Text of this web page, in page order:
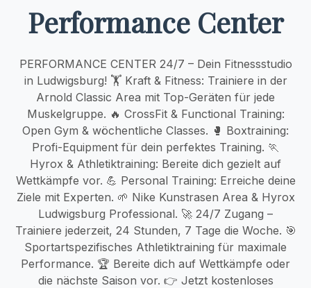
Performance Center
PERFORMANCE CENTER 24/7 – Dein Fitnessstudio
in Ludwigsburg! 🏋️ Kraft & Fitness: Trainiere in der
Arnold Classic Area mit Top-Geräten für jede
Muskelgruppe. 🔥 CrossFit & Functional Training:
Open Gym & wöchentliche Classes. 🥊 Boxtraining:
Profi-Equipment für dein perfektes Training. 🏃
Hyrox & Athletiktraining: Bereite dich gezielt auf
Wettkämpfe vor. 💪 Personal Training: Erreiche deine
Ziele mit Experten. 🌱 Nike Kunstrasen Area & Hyrox
Ludwigsburg Professional. 🚀 24/7 Zugang –
Trainiere jederzeit, 24 Stunden, 7 Tage die Woche. 🎯
Sportartspezifisches Athletiktraining für maximale
Performance. 🏆 Bereite dich auf Wettkämpfe oder
die nächste Saison vor. 👉 Jetzt kostenloses